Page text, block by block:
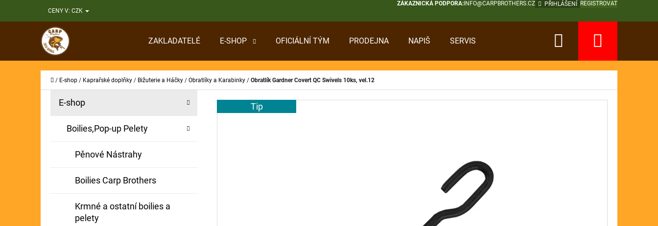
na
CENY V: CZK
ZÁKAZNICKÁ PODPORA:INFO@CARPBROTHERS.CZ PŘIHLÁŠENÍ REGISTROVAT
ZAKLADATELÉ E-SHOP OFICIÁLNÍ TÝM PRODEJNA NAPIŠ SERVIS Hledat
Domů
/ E-shop / Kaprařské doplňky / Bižuterie a Háčky / Obratlíky a Karabinky / Obratlík Gardner Covert QC Swivels 10ks, vel.12
Přeskočit
E-shop
Boilies,Pop-up Pelety
Pěnové Nástrahy
Boilies Carp Brothers
Krmné a ostatní boilies a
pelety
Tip
O
Í
Zpět
do
obchodu
Zpět
do
obchodu
CO POTŘEBUJETE NAJÍT?
HLEDAT